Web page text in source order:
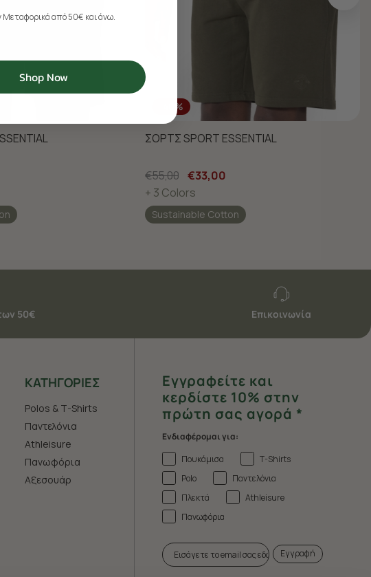
-40%
ΣΟΡΤΣ SPORT ESSENTIAL
€55,00 €33,00
+ 3 Colors
Sustainable Cotton
50€ Επικοινωνία
ΚΑΤΗΓΟΡΙΕΣ
Polos & T-Shirts
Παντελόνια
Athleisure
Πανωφόρια
Aξεσουάρ
Εγγραφείτε και
κερδίστε 10% στην
πρώτη σας αγορά *
Ενδιαφέρομαι για:
Πουκάμισα
T-Shirts
Polo
Παντελόνια
Πλεκτά
Athleisure
Πανωφόρια
Εγγραφή
από 50€ και άνω.
Shop Now